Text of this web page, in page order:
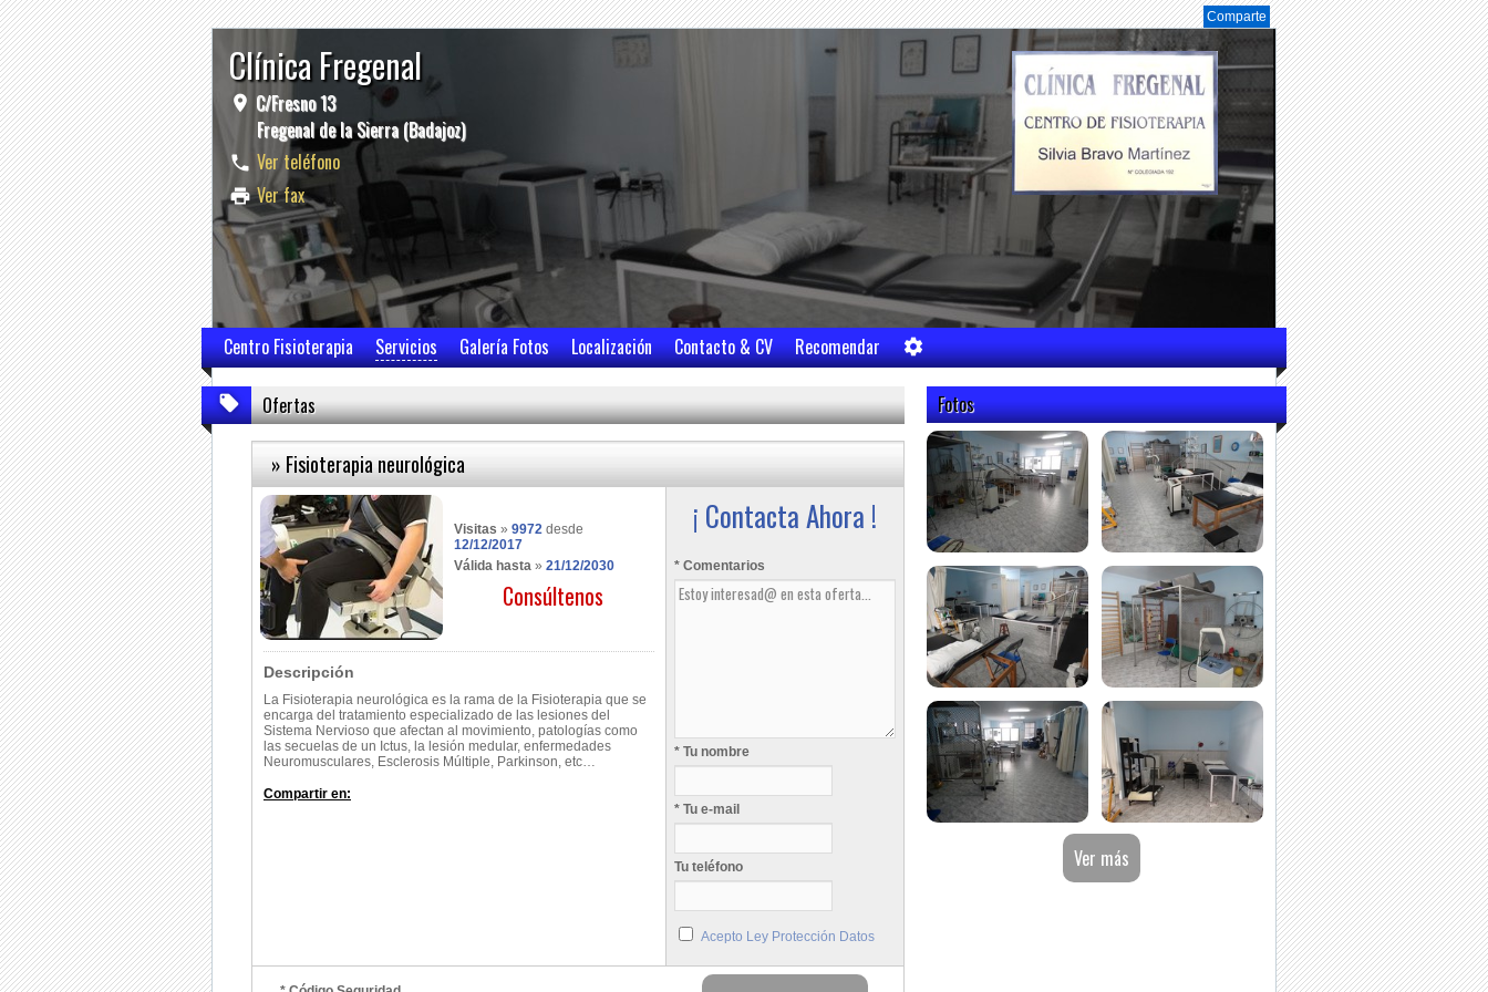
Comparte
Clínica Fregenal
C/Fresno 13
Fregenal de la Sierra (Badajoz)
Ver teléfono
Ver fax
Centro Fisioterapia Servicios Galería Fotos Localización Contacto & CV Recomendar
Ofertas
» Fisioterapia neurológica
Visitas » 9972 desde
12/12/2017
Válida hasta » 21/12/2030
Consúltenos
Descripción
La Fisioterapia neurológica es la rama de la Fisioterapia que se
encarga del tratamiento especializado de las lesiones del
Sistema Nervioso que afectan al movimiento, patologías como
las secuelas de un Ictus, la lesión medular, enfermedades
Neuromusculares, Esclerosis Múltiple, Parkinson, etc…
Compartir en:
¡ Contacta Ahora !
* Comentarios
* Tu nombre
* Tu e-mail
Tu teléfono
Acepto Ley Protección Datos
Fotos